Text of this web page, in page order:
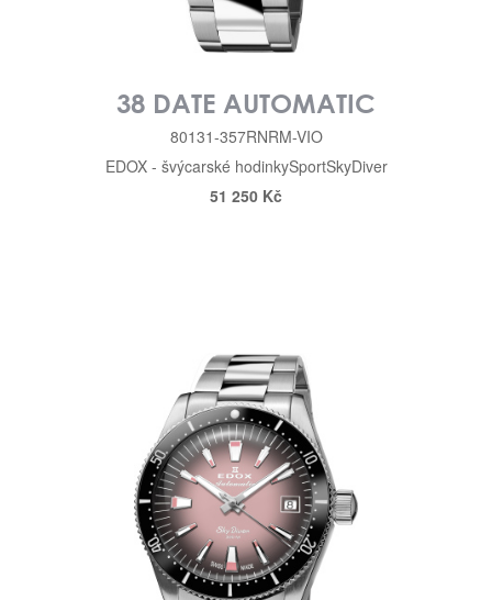
38 DATE AUTOMATIC
80131-357RNRM-VIO
EDOX - švýcarské hodinkySportSkyDiver
51 250 Kč